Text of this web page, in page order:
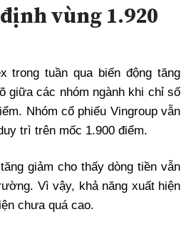
vùng 1.920
trong tuần qua biến động tăng
giữa các nhóm ngành khi chỉ số
Nhóm cổ phiếu Vingroup vẫn
trì trên mốc 1.900 điểm.
giảm cho thấy dòng tiền vẫn
Vì vậy, khả năng xuất hiện
chưa quá cao.